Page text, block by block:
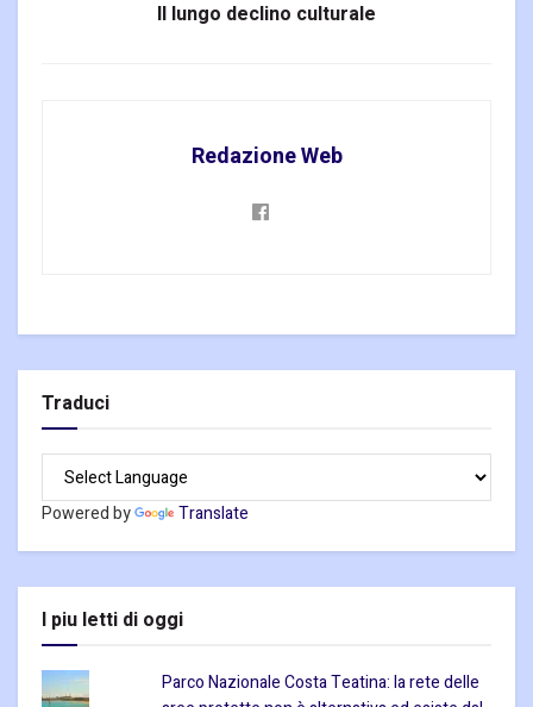
Il lungo declino culturale
Redazione Web
Traduci
Powered by Translate
I piu letti di oggi
Parco Nazionale Costa Teatina: la rete delle